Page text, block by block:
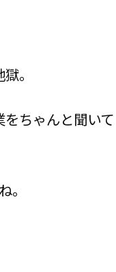
。
ちゃんと聞いて
。